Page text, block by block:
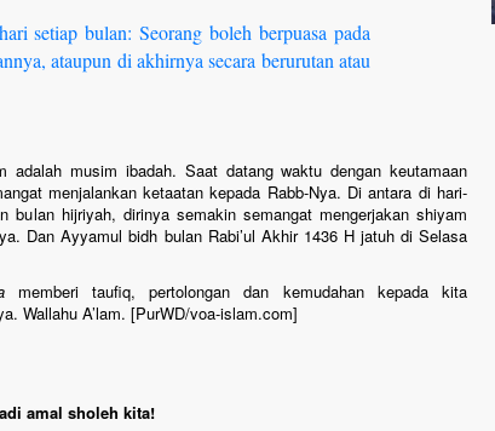
setiap bulan: Seorang boleh berpuasa pada
ataupun di akhirnya secara berurutan atau
adalah musim ibadah. Saat datang waktu dengan keutamaan
menjalankan ketaatan kepada Rabb-Nya. Di antara di hari-
bulan hijriyah, dirinya semakin semangat mengerjakan shiyam
Dan Ayyamul bidh bulan Rabi’ul Akhir 1436 H jatuh di Selasa
memberi taufiq, pertolongan dan kemudahan kepada kita
Wallahu A’lam. [PurWD/voa-islam.com]
amal sholeh kita!